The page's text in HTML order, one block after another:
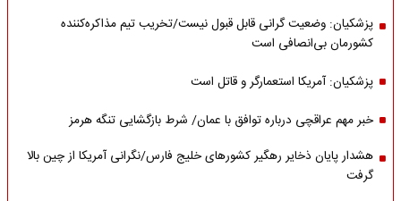
پزشکیان: وضعیت گرانی قابل قبول نیست/تخریب تیم مذاکره‌کننده
کشورمان بی‌انصافی است
پزشکیان: آمریکا استعمارگر و قاتل است
خبر مهم عراقچی درباره توافق با عمان/ شرط بازگشایی تنگه هرمز
هشدار پایان ذخایر رهگیر کشورهای خلیج فارس/نگرانی آمریکا از چین بالا
گرفت